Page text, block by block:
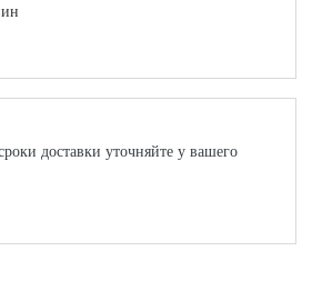
доставки уточняйте у вашего